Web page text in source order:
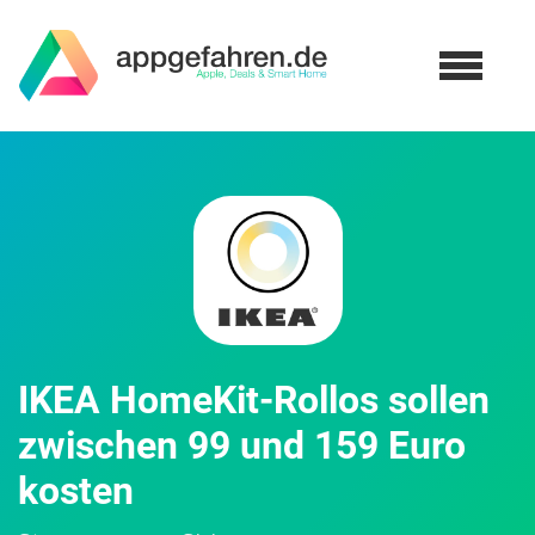
IKEA HomeKit-Rollos sollen
zwischen 99 und 159 Euro
kosten